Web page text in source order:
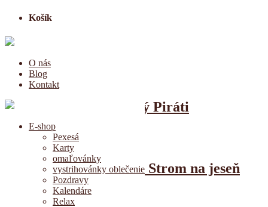
Košík
O nás
Blog
Kontakt
E-shop
Pexesá
Karty
omaľovánky
vystrihovánky oblečenie
Pozdravy
Kalendáre
Relax
Krasohľad klasický Piráti
10,00€ Pridať do košíka
Krasohľad optický Strom na jeseň
10,00 € Pridať do košíka